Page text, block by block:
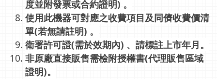
度並附發票或合約證明) 。
使用此機器可對應之收費項目及同儕收費價清
單(若無請註明) 。
衛署許可證(需於效期內) 、請標註上市年月。
非原廠直接販售需檢附授權書(代理販售區域
證明)。